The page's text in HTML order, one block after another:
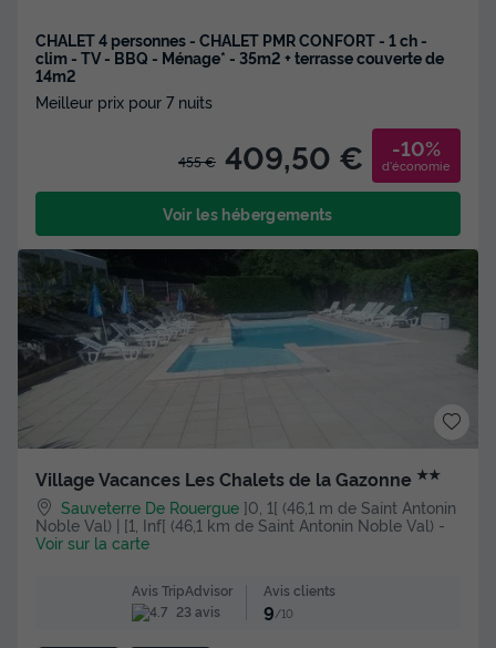
CHALET 4 personnes - CHALET PMR CONFORT - 1 ch -
clim - TV - BBQ - Ménage* - 35m2 + terrasse couverte de
14m2
Meilleur prix pour 7 nuits
455 € 409,50 € -10%
d'économie
Voir les hébergements
Village Vacances Les Chalets de la Gazonne ★★
Sauveterre De Rouergue ]0, 1[ (46,1 m de Saint Antonin
Noble Val) | [1, Inf[ (46,1 km de Saint Antonin Noble Val) -
Voir sur la carte
Avis TripAdvisor
23 avis
Avis clients
9/10